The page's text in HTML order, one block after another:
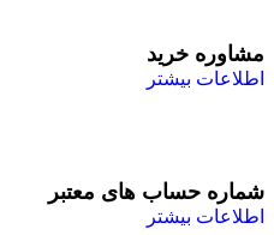
مشاوره خرید
اطلاعات بیشتر
شماره حساب های معتبر
اطلاعات بیشتر